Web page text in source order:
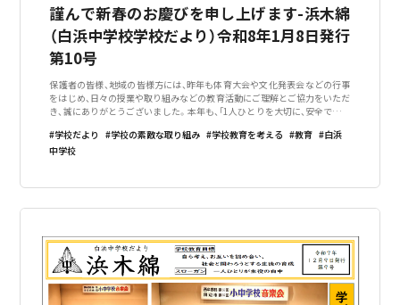
謹んで新春のお慶びを申し上げます-浜木綿
（白浜中学校学校だより）令和8年1月8日発行
第10号
保護者の皆様、地域の皆様方には、昨年も体育大会や文化発表会などの行事
をはじめ、日々の授業や取り組みなどの教育活動にご理解とご協力をいただ
き、誠にありがとうございました。本年も、「1人ひとりを大切に、安全で安心
える学校」をめざし
学校だより 学校の素敵な取り組み 学校教育を考える 教育
白浜
中学校